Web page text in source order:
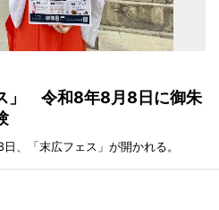
」 令和8年8月8日に御朱
、「末広フェス」が開かれる。